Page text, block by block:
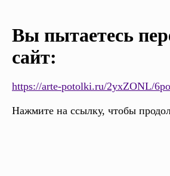
Вы пытаетесь
сайт:
https://arte-potolki.ru/2yxZONL/
Нажмите на ссылку, чтобы